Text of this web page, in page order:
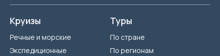
Круизы
Речные и морские
Экспедиционные
Туры
По стране
По регионам